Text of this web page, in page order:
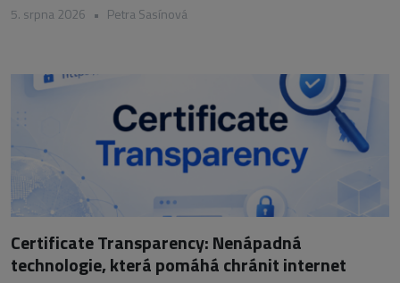
5. srpna 2026 • Petra Sasínová
Certificate Transparency: Nenápadná
technologie, která pomáhá chránit internet